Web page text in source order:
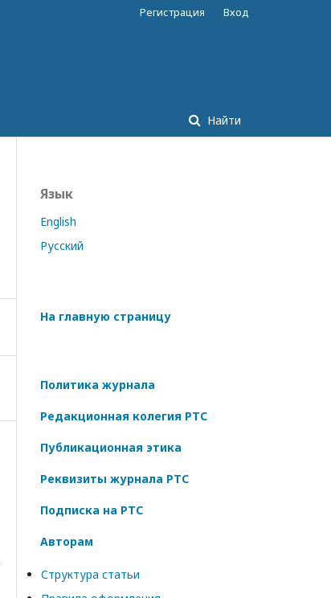
Найти
Регистрация Вход
Язык
English
Русский
На главную страницу
Политика журнала
Редакционная колегия РТС
Публикационная этика
Реквизиты журнала РТС
Подписка на РТС
Авторам
Структура статьи